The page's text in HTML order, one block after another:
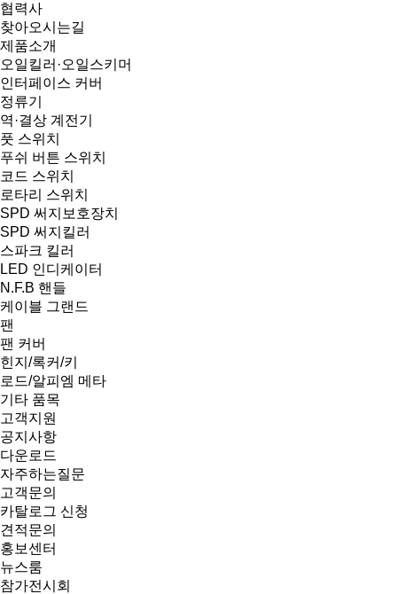
협력사
찾아오시는길
제품소개
오일킬러·오일스키머
인터페이스 커버
정류기
역·결상 계전기
풋 스위치
푸쉬 버튼 스위치
코드 스위치
로타리 스위치
SPD 써지보호장치
SPD 써지킬러
스파크 킬러
LED 인디케이터
N.F.B 핸들
케이블 그랜드
팬
팬 커버
힌지/록커/키
로드/알피엠 메타
기타 품목
고객지원
공지사항
다운로드
자주하는질문
고객문의
카탈로그 신청
견적문의
홍보센터
뉴스룸
참가전시회